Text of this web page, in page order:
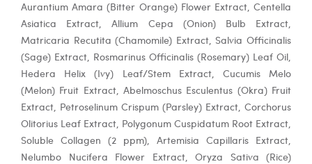
Aurantium Amara (Bitter Orange) Flower Extract, Centella
Asiatica Extract, Allium Cepa (Onion) Bulb Extract,
Matricaria Recutita (Chamomile) Extract, Salvia Officinalis
(Sage) Extract, Rosmarinus Officinalis (Rosemary) Leaf Oil,
Hedera Helix (Ivy) Leaf/Stem Extract, Cucumis Melo
(Melon) Fruit Extract, Abelmoschus Esculentus (Okra) Fruit
Extract, Petroselinum Crispum (Parsley) Extract, Corchorus
Olitorius Leaf Extract, Polygonum Cuspidatum Root Extract,
Soluble Collagen (2 ppm), Artemisia Capillaris Extract,
Nelumbo Nucifera Flower Extract, Oryza Sativa (Rice)